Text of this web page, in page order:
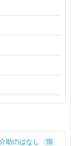
助のはなし〈階